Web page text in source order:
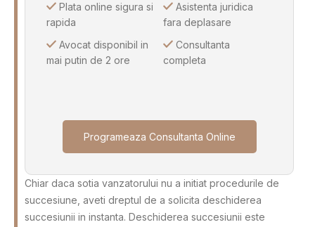
Plata online sigura si
rapida
Avocat disponibil in
mai putin de 2 ore
Asistenta juridica
fara deplasare
Consultanta
completa
Programeaza Consultanta Online
Chiar daca sotia vanzatorului nu a initiat procedurile de
succesiune, aveti dreptul de a solicita deschiderea
succesiunii in instanta. Deschiderea succesiunii este